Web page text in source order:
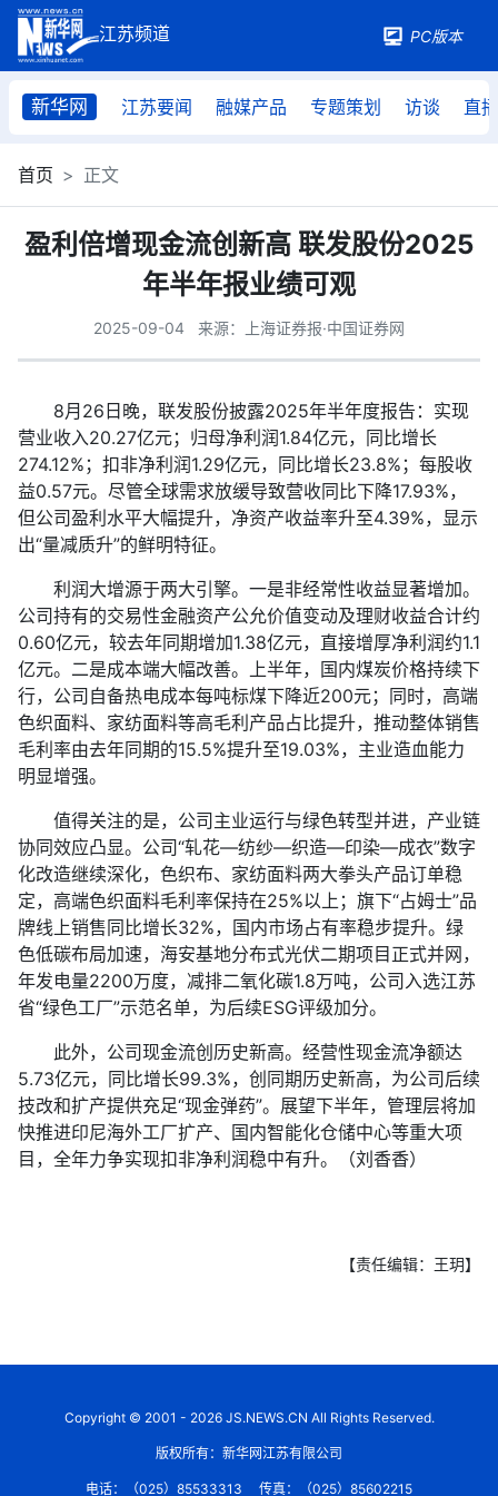
PC版本
新华网 江苏要闻 融媒产品 专题策划 访谈 直播
首页 正文
盈利倍增现金流创新高 联发股份2025
年半年报业绩可观
2025-09-04 来源：上海证券报·中国证券网
8月26日晚，联发股份披露2025年半年度报告：实现
营业收入20.27亿元；归母净利润1.84亿元，同比增长
274.12%；扣非净利润1.29亿元，同比增长23.8%；每股收
益0.57元。尽管全球需求放缓导致营收同比下降17.93%，
但公司盈利水平大幅提升，净资产收益率升至4.39%，显示
出“量减质升”的鲜明特征。
利润大增源于两大引擎。一是非经常性收益显著增加。
公司持有的交易性金融资产公允价值变动及理财收益合计约
0.60亿元，较去年同期增加1.38亿元，直接增厚净利润约1.1
亿元。二是成本端大幅改善。上半年，国内煤炭价格持续下
行，公司自备热电成本每吨标煤下降近200元；同时，高端
色织面料、家纺面料等高毛利产品占比提升，推动整体销售
毛利率由去年同期的15.5%提升至19.03%，主业造血能力
明显增强。
值得关注的是，公司主业运行与绿色转型并进，产业链
协同效应凸显。公司“轧花—纺纱—织造—印染—成衣”数字
化改造继续深化，色织布、家纺面料两大拳头产品订单稳
定，高端色织面料毛利率保持在25%以上；旗下“占姆士”品
牌线上销售同比增长32%，国内市场占有率稳步提升。绿
色低碳布局加速，海安基地分布式光伏二期项目正式并网，
年发电量2200万度，减排二氧化碳1.8万吨，公司入选江苏
省“绿色工厂”示范名单，为后续ESG评级加分。
此外，公司现金流创历史新高。经营性现金流净额达
5.73亿元，同比增长99.3%，创同期历史新高，为公司后续
技改和扩产提供充足“现金弹药”。展望下半年，管理层将加
快推进印尼海外工厂扩产、国内智能化仓储中心等重大项
目，全年力争实现扣非净利润稳中有升。（刘香香）
【责任编辑：王玥】
Copyright © 2001 - 2026 JS.NEWS.CN All Rights Reserved.
版权所有：新华网江苏有限公司
电话：（025）85533313 传真：（025）85602215